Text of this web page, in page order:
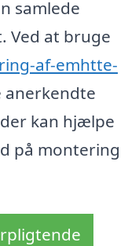
samlede
Ved at bruge
af-emhtte-
anerkendte
kan hjælpe
på montering